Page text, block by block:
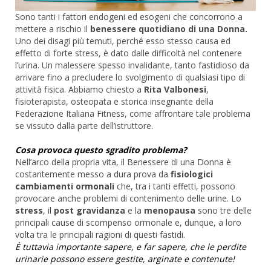
Sono tanti i fattori endogeni ed esogeni che concorrono a
mettere a rischio il benessere quotidiano di una Donna.
Uno dei disagi più temuti, perché esso stesso causa ed
effetto di forte stress, è dato dalle difficoltà nel contenere
l’urina. Un malessere spesso invalidante, tanto fastidioso da
arrivare fino a precludere lo svolgimento di qualsiasi tipo di
attività fisica. Abbiamo chiesto a Rita Valbonesi,
fisioterapista, osteopata e storica insegnante della
Federazione Italiana Fitness, come affrontare tale problema
se vissuto dalla parte dell’istruttore.
Cosa provoca questo sgradito problema?
Nell’arco della propria vita, il Benessere di una Donna è
costantemente messo a dura prova da fisiologici
cambiamenti ormonali che, tra i tanti effetti, possono
provocare anche problemi di contenimento delle urine. Lo
stress, il post gravidanza e la menopausa sono tre delle
principali cause di scompenso ormonale e, dunque, a loro
volta tra le principali ragioni di questi fastidi.
È tuttavia importante sapere, e far sapere, che le perdite
urinarie possono essere gestite, arginate e contenute!